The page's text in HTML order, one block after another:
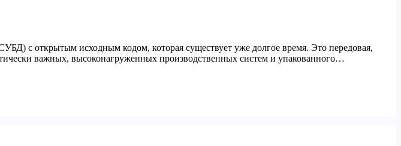
с открытым исходным кодом, которая существует уже долгое время. Это передовая,
важных, высоконагруженных производственных систем и упакованного…